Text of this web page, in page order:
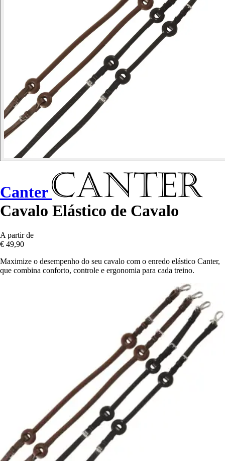
Canter
Cavalo Elástico de Cavalo
A partir de
€ 49,90
Maximize o desempenho do seu cavalo com o enredo elástico Canter,
que combina conforto, controle e ergonomia para cada treino.